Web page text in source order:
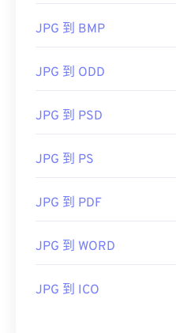
JPG 到 BMP
JPG 到 ODD
JPG 到 PSD
JPG 到 PS
JPG 到 PDF
JPG 到 WORD
JPG 到 ICO